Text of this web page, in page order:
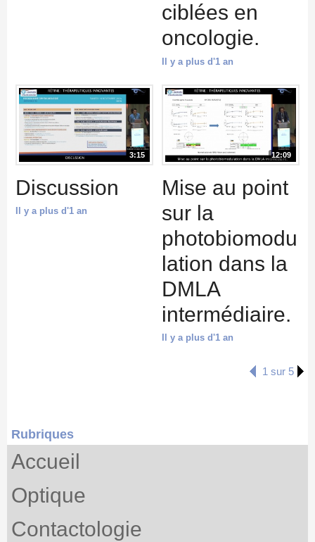
ciblées en
oncologie.
Il y a plus d'1 an
3:15
Discussion
Il y a plus d'1 an
12:09
Mise au point
sur la
photobiomodu
lation dans la
DMLA
intermédiaire.
Il y a plus d'1 an
1 sur 5
Rubriques
Accueil
Optique
Contactologie